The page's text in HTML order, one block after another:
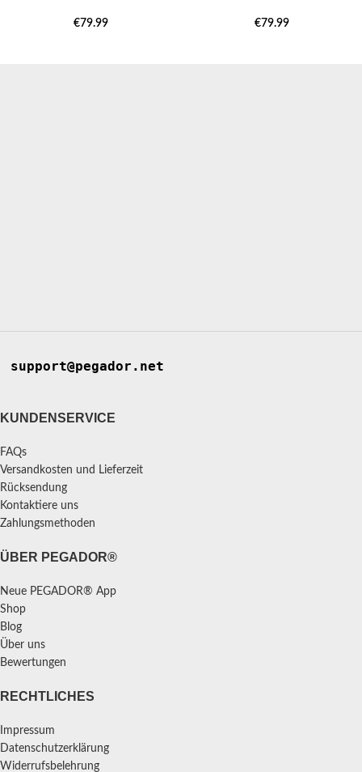
€79.99 €79.99
support@pegador.net
KUNDENSERVICE
FAQs
Versandkosten und Lieferzeit
Rücksendung
Kontaktiere uns
Zahlungsmethoden
ÜBER PEGADOR®
Neue PEGADOR® App
Shop
Blog
Über uns
Bewertungen
RECHTLICHES
Impressum
Datenschutzerklärung
Widerrufsbelehrung